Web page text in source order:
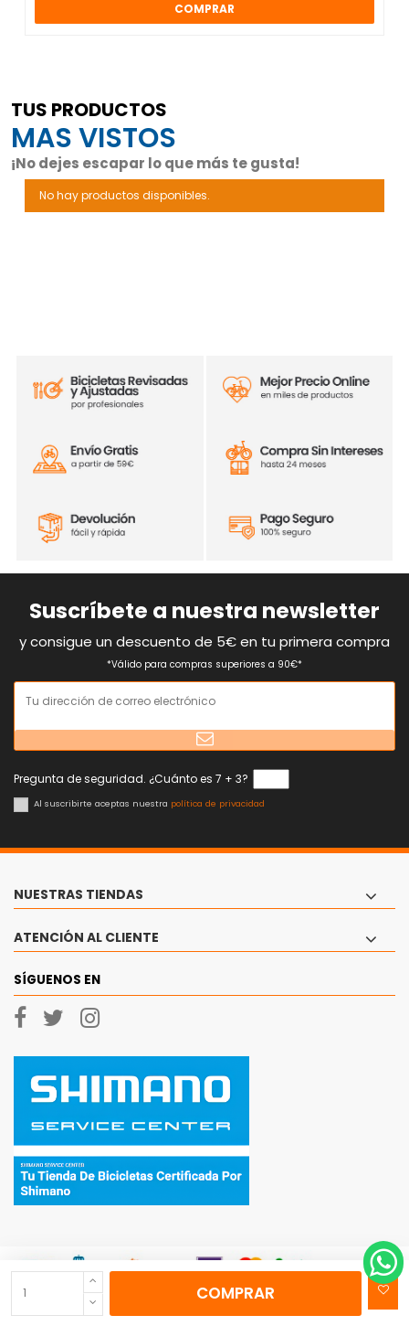
COMPRAR
COMPRAR
TUS PRODUCTOS
MAS VISTOS
¡No dejes escapar lo que más te gusta!
No hay productos disponibles.
Suscríbete a nuestra newsletter
y consigue un descuento de 5€ en tu primera compra
*Válido para compras superiores a 90€*
Pregunta de seguridad. ¿Cuánto es 7 + 3?
Al suscribirte aceptas nuestra política de privacidad
NUESTRAS TIENDAS
ATENCIÓN AL CLIENTE
SÍGUENOS EN
© 2026 - Ciclos Currá, SL Todos los derechos reservados.
Politica
de Privacidad